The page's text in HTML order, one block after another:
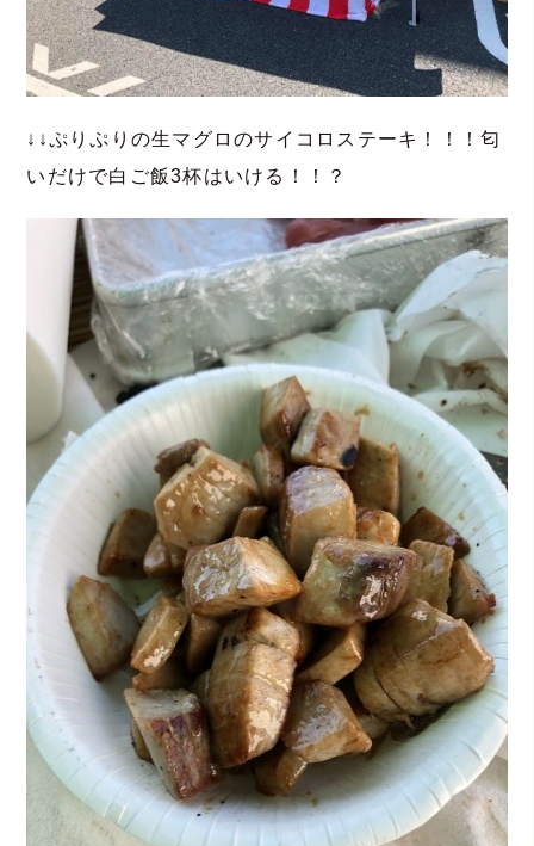
↓↓ぷりぷりの生マグロのサイコロステーキ！！！匂
いだけで白ご飯3杯はいける！！？